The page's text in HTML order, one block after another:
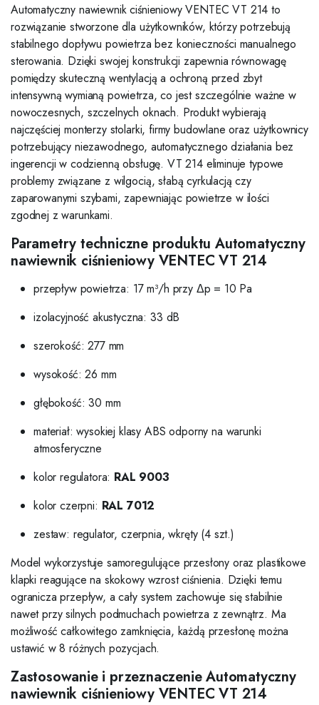
Automatyczny nawiewnik ciśnieniowy VENTEC VT 214 to
rozwiązanie stworzone dla użytkowników, którzy potrzebują
stabilnego dopływu powietrza bez konieczności manualnego
sterowania. Dzięki swojej konstrukcji zapewnia równowagę
pomiędzy skuteczną wentylacją a ochroną przed zbyt
intensywną wymianą powietrza, co jest szczególnie ważne w
nowoczesnych, szczelnych oknach. Produkt wybierają
najczęściej monterzy stolarki, firmy budowlane oraz użytkownicy
potrzebujący niezawodnego, automatycznego działania bez
ingerencji w codzienną obsługę. VT 214 eliminuje typowe
problemy związane z wilgocią, słabą cyrkulacją czy
zaparowanymi szybami, zapewniając powietrze w ilości
zgodnej z warunkami.
Parametry techniczne produktu Automatyczny
nawiewnik ciśnieniowy VENTEC VT 214
przepływ powietrza: 17 m³/h przy Δp = 10 Pa
izolacyjność akustyczna: 33 dB
szerokość: 277 mm
wysokość: 26 mm
głębokość: 30 mm
materiał: wysokiej klasy ABS odporny na warunki
atmosferyczne
kolor regulatora: RAL 9003
kolor czerpni: RAL 7012
zestaw: regulator, czerpnia, wkręty (4 szt.)
Model wykorzystuje samoregulujące przesłony oraz plastikowe
klapki reagujące na skokowy wzrost ciśnienia. Dzięki temu
ogranicza przepływ, a cały system zachowuje się stabilnie
nawet przy silnych podmuchach powietrza z zewnątrz. Ma
możliwość całkowitego zamknięcia, każdą przesłonę można
ustawić w 8 różnych pozycjach.
Zastosowanie i przeznaczenie Automatyczny
nawiewnik ciśnieniowy VENTEC VT 214